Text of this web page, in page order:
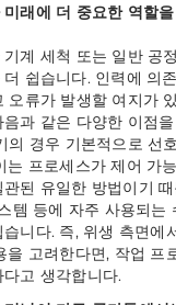
래에 더 중요한 역할
계 세척 또는 일반 공
쉽습니다. 인력에 의
오류가 발생할 여지가
과 같은 다양한 이점
의 경우 기본적으로 선
는 프로세스가 제어 가
된 유일한 방법이기
템 등에 자주 사용되는
니다. 즉, 위생 측면에
을 고려한다면, 작업 프
고 생각합니다.